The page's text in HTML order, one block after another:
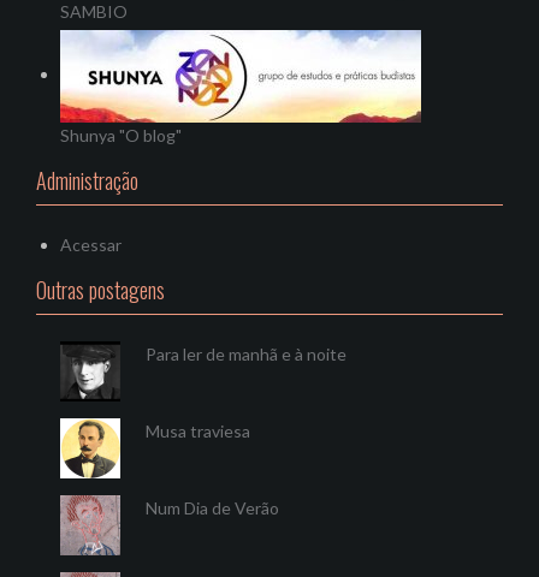
SAMBIO
Shunya "O blog"
Administração
Acessar
Outras postagens
Para ler de manhã e à noite
Musa traviesa
Num Dia de Verão